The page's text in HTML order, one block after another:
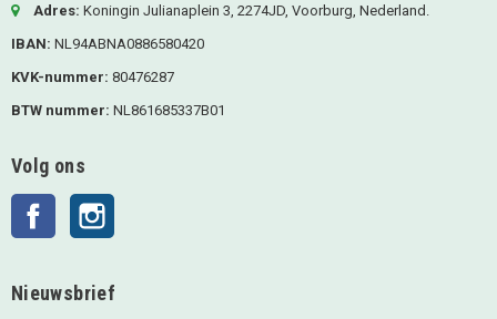
Adres: Koningin Julianaplein 3, 2274JD, Voorburg, Nederland.
IBAN: NL94ABNA0886580420
KVK-nummer: 80476287
BTW nummer: NL861685337B01
Volg ons
Facebook
Nieuwsbrief